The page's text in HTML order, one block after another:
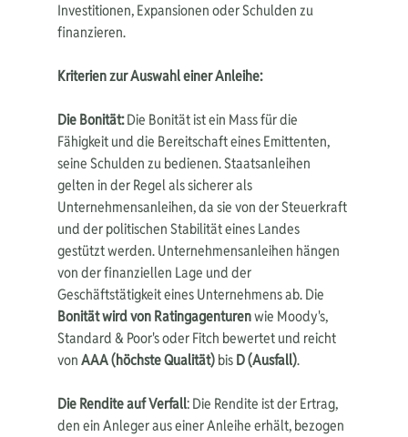
Investitionen, Expansionen oder Schulden zu
finanzieren.
Kriterien zur Auswahl einer Anleihe:
Die Bonität: Die Bonität ist ein Mass für die
Fähigkeit und die Bereitschaft eines Emittenten,
seine Schulden zu bedienen. Staatsanleihen
gelten in der Regel als sicherer als
Unternehmensanleihen, da sie von der Steuerkraft
und der politischen Stabilität eines Landes
gestützt werden. Unternehmensanleihen hängen
von der finanziellen Lage und der
Geschäftstätigkeit eines Unternehmens ab. Die
Bonität wird von Ratingagenturen wie Moody's,
Standard & Poor's oder Fitch bewertet und reicht
von AAA (höchste Qualität) bis D (Ausfall).
Die Rendite auf Verfall: Die Rendite ist der Ertrag,
den ein Anleger aus einer Anleihe erhält, bezogen